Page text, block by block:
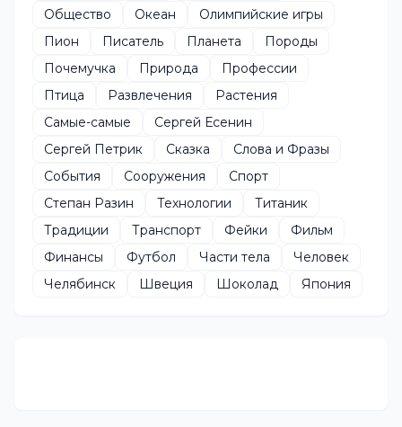
Общество
Океан
Олимпийские игры
Пион
Писатель Планета
Породы
Почемучка
Природа
Профессии
Птица
Развлечения
Растения
Самые-самые
Сергей Есенин
Сергей Петрик
Сказка
Слова и Фразы
События
Сооружения
Спорт
Степан Разин
Технологии
Титаник
Традиции
Транспорт Фейки
Фильм
Финансы
Футбол Части тела
Человек
Челябинск
Швеция Шоколад Япония